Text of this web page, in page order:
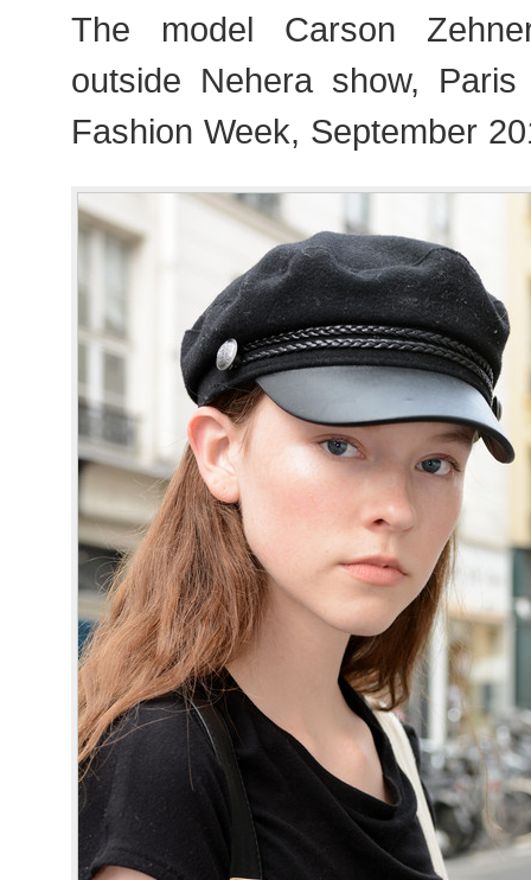
The model Carson
outside Nehera show,
Fashion Week, September